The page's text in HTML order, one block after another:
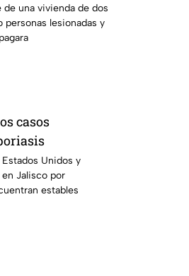
una vivienda de dos
personas lesionadas y
casos
Unidos y
Jalisco por
estables